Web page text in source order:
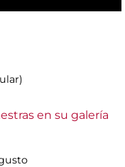
en su galería